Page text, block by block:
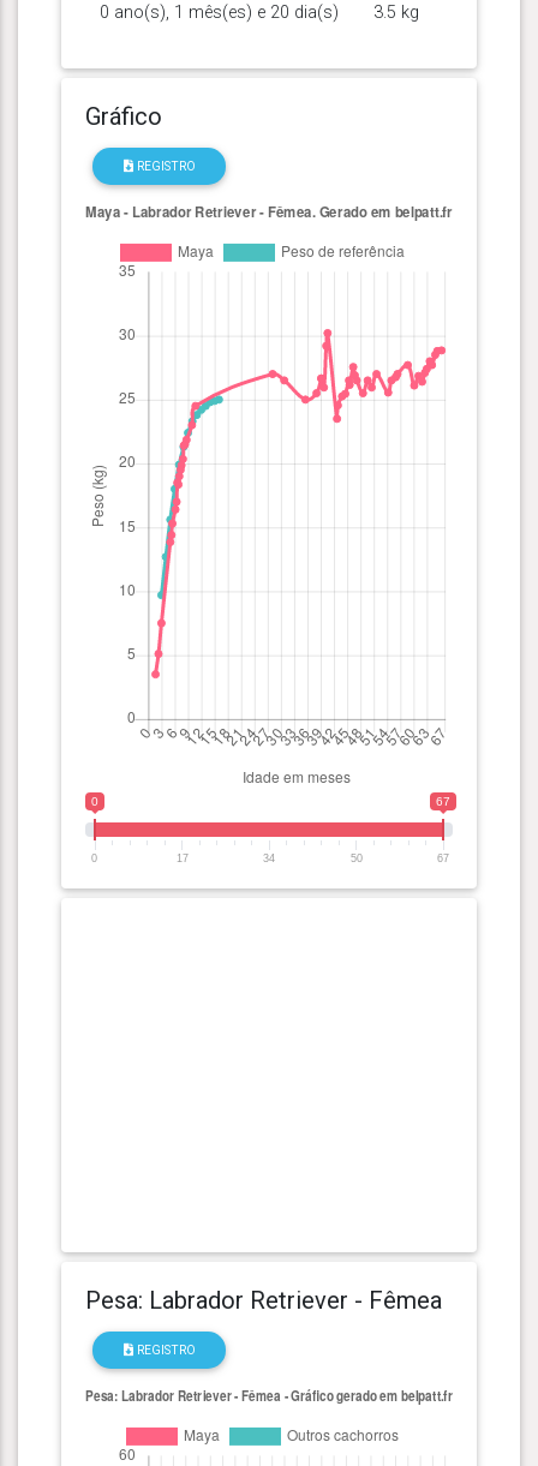
0 ano(s), 1 mês(es) e 20 dia(s) 3.5 kg
Gráfico
REGISTRO
0 67
0 17 34 50 67
Pesa: Labrador Retriever - Fêmea
REGISTRO